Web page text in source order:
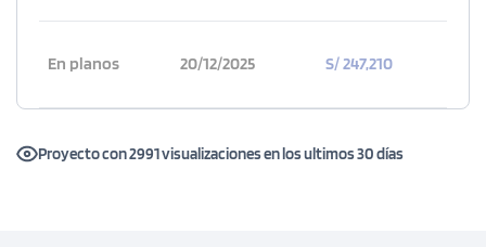
En planos 20/12/2025 S/ 247,210
Proyecto con 2991 visualizaciones en los ultimos 30 días